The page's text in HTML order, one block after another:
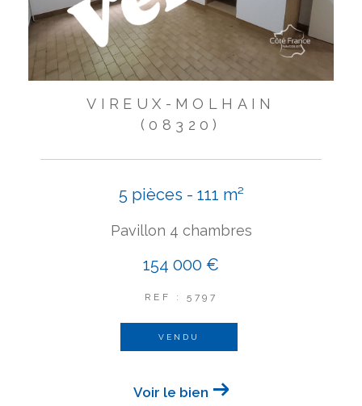
VIREUX-MOLHAIN
(08320)
5 pièces - 111 m²
Pavillon 4 chambres
154 000 €
REF : 5797
VENDU
Voir le bien